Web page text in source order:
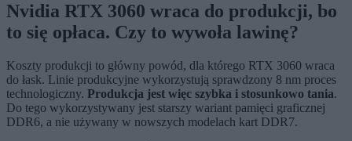
Nvidia RTX 3060 wraca do produkcji, bo
to się opłaca. Czy to wywoła lawinę?
Koszty produkcji to główny powód, dla którego RTX 3060 wraca
do łask. Linie produkcyjne wykorzystują sprawdzony 8 nm proces
technologiczny. Produkcja jest więc szybka i stosunkowo tania.
Do tego wykorzystywany jest starszy wariant pamięci graficznej
DDR6, a nie używany w nowszych modelach kart DDR7.